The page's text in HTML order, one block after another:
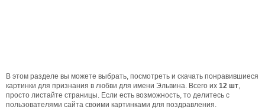
В этом разделе вы можете выбрать, посмотреть и скачать понравившиеся
картинки для признания в любви для имени Эльвина. Всего их 12 шт,
просто листайте страницы. Если есть возможность, то делитесь с
пользователями сайта своими картинками для поздравления.